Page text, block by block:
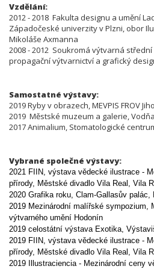
Vzdělání:
2012 - 2018 Fakulta designu a umění
Západočeské univerzity v Plzni, obor
Mikoláše Axmanna
2008 - 2012 Soukromá výtvarná
propagační výtvarnictví a grafický
Samostatné výstavy:
2019 Ryby v obrazech, MEVPIS FROV
2019 Městské muzeum a galerie,
2017 Animalium, Stomatologické
Vybrané společné výstavy:
2021 FIIN, výstava vědecké ilustrace -
přírody, Městské divadlo Vila Real, Vila
2020 Grafika roku, Clam-Gallasův palác,
2019 Mezinárodní malířské sympozium,
výtvarného umění Hodonín
2019 celostátní výstava Exotika,
2019 FIIN, výstava vědecké ilustrace -
přírody, Městské divadlo Vila Real, Vila
2019 Illustraciencia - Mezinárodní ceny